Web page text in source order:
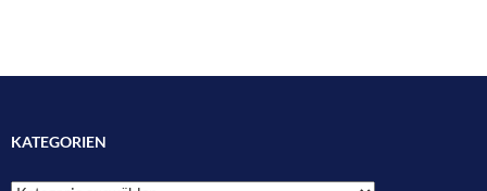
KATEGORIEN